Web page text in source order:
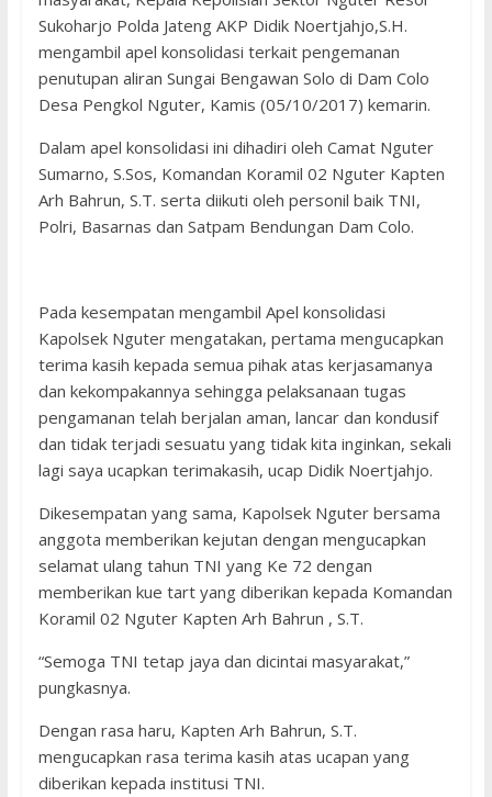
Sukoharjo Polda Jateng AKP Didik Noertjahjo,S.H.
mengambil apel konsolidasi terkait pengemanan
penutupan aliran Sungai Bengawan Solo di Dam Colo
Desa Pengkol Nguter, Kamis (05/10/2017) kemarin.
Dalam apel konsolidasi ini dihadiri oleh Camat Nguter
Sumarno, S.Sos, Komandan Koramil 02 Nguter Kapten
Arh Bahrun, S.T. serta diikuti oleh personil baik TNI,
Polri, Basarnas dan Satpam Bendungan Dam Colo.
Pada kesempatan mengambil Apel konsolidasi
Kapolsek Nguter mengatakan, pertama mengucapkan
terima kasih kepada semua pihak atas kerjasamanya
dan kekompakannya sehingga pelaksanaan tugas
pengamanan telah berjalan aman, lancar dan kondusif
dan tidak terjadi sesuatu yang tidak kita inginkan, sekali
lagi saya ucapkan terimakasih, ucap Didik Noertjahjo.
Dikesempatan yang sama, Kapolsek Nguter bersama
anggota memberikan kejutan dengan mengucapkan
selamat ulang tahun TNI yang Ke 72 dengan
memberikan kue tart yang diberikan kepada Komandan
Koramil 02 Nguter Kapten Arh Bahrun , S.T.
“Semoga TNI tetap jaya dan dicintai masyarakat,”
pungkasnya.
Dengan rasa haru, Kapten Arh Bahrun, S.T.
mengucapkan rasa terima kasih atas ucapan yang
diberikan kepada institusi TNI.